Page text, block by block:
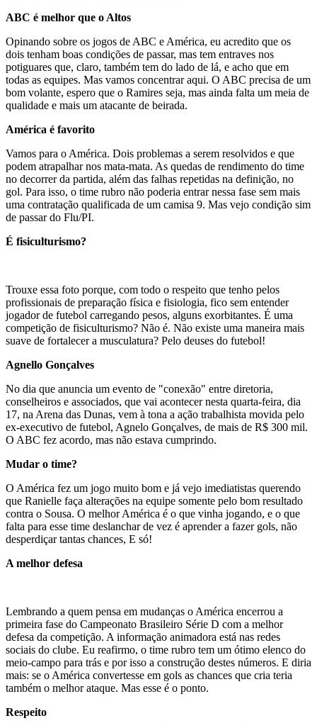
ABC é melhor que o Altos
Opinando sobre os jogos de ABC e América, eu acredito que os
dois tenham boas condições de passar, mas tem entraves nos
potiguares que, claro, também tem do lado de lá, e acho que em
todas as equipes. Mas vamos concentrar aqui. O ABC precisa de um
bom volante, espero que o Ramires seja, mas ainda falta um meia de
qualidade e mais um atacante de beirada.
América é favorito
Vamos para o América. Dois problemas a serem resolvidos e que
podem atrapalhar nos mata-mata. As quedas de rendimento do time
no decorrer da partida, além das falhas repetidas na definição, no
gol. Para isso, o time rubro não poderia entrar nessa fase sem mais
uma contratação qualificada de um camisa 9. Mas vejo condição sim
de passar do Flu/PI.
É fisiculturismo?
Trouxe essa foto porque, com todo o respeito que tenho pelos
profissionais de preparação física e fisiologia, fico sem entender
jogador de futebol carregando pesos, alguns exorbitantes. É uma
competição de fisiculturismo? Não é. Não existe uma maneira mais
suave de fortalecer a musculatura? Pelo deuses do futebol!
Agnello Gonçalves
No dia que anuncia um evento de "conexão" entre diretoria,
conselheiros e associados, que vai acontecer nesta quarta-feira, dia
17, na Arena das Dunas, vem à tona a ação trabalhista movida pelo
ex-executivo de futebol, Agnelo Gonçalves, de mais de R$ 300 mil.
O ABC fez acordo, mas não estava cumprindo.
Mudar o time?
O América fez um jogo muito bom e já vejo imediatistas querendo
que Ranielle faça alterações na equipe somente pelo bom resultado
contra o Sousa. O melhor América é o que vinha jogando, e o que
falta para esse time deslanchar de vez é aprender a fazer gols, não
desperdiçar tantas chances, E só!
A melhor defesa
Lembrando a quem pensa em mudanças o América encerrou a
primeira fase do Campeonato Brasileiro Série D com a melhor
defesa da competição. A informação animadora está nas redes
sociais do clube. Eu reafirmo, o time rubro tem um ótimo elenco do
meio-campo para trás e por isso a construção destes números. E diria
mais: se o América convertesse em gols as chances que cria teria
também o melhor ataque. Mas esse é o ponto.
Respeito